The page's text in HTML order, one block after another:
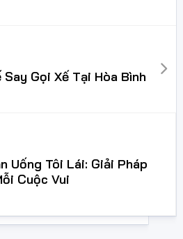
Gọi Xế Tại Hòa Bình
Uống Tôi Lái: Giải Pháp
Cuộc Vui